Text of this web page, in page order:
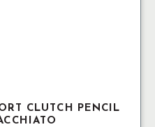
CLUTCH PENCIL